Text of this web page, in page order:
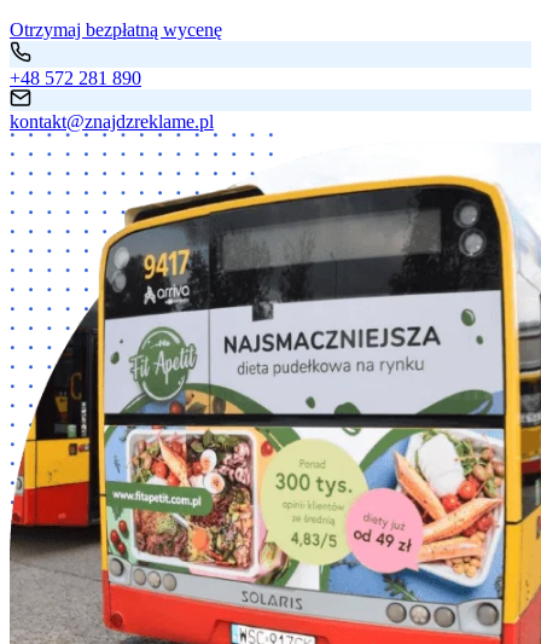
Otrzymaj bezpłatną wycenę
+48 572 281 890
kontakt@znajdzreklame.pl